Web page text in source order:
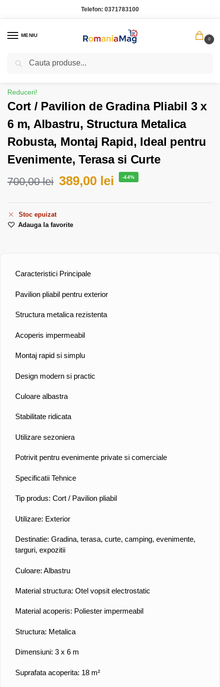
Telefon: 0371783100
MENIU
0
Prima pagină / Casa Gradina
Reduceri!
Cort / Pavilion de Gradina Pliabil 3 x
6 m, Albastru, Structura Metalica
Robusta, Montaj Rapid, Ideal pentru
Evenimente, Terasa si Curte
700,00lei 389,00 lei -44%
Stoc epuizat
Adauga la favorite
Caracteristici Principale
Pavilion pliabil pentru exterior
Structura metalica rezistenta
Acoperis impermeabil
Montaj rapid si simplu
Design modern si practic
Culoare albastra
Stabilitate ridicata
Utilizare sezoniera
Potrivit pentru evenimente private si comerciale
Specificatii Tehnice
Tip produs: Cort / Pavilion pliabil
Utilizare: Exterior
Destinatie: Gradina, terasa, curte, camping, evenimente,
targuri, expozitii
Culoare: Albastru
Material structura: Otel vopsit electrostatic
Material acoperis: Poliester impermeabil
Structura: Metalica
Dimensiuni: 3 x 6 m
Suprafata acoperita: 18 m²